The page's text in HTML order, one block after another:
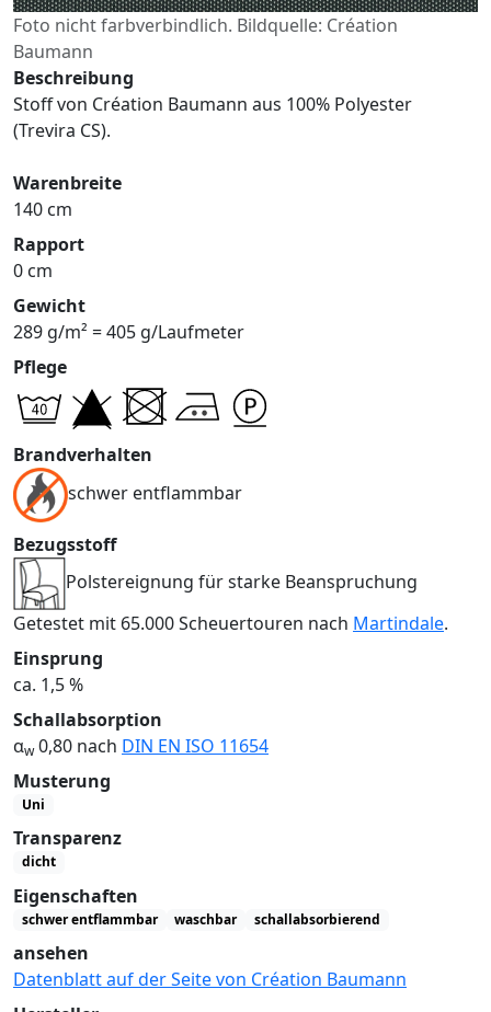
Foto nicht farbverbindlich. Bildquelle: Création
Baumann
Beschreibung
Stoff von Création Baumann aus 100% Polyester
(Trevira CS).
Warenbreite
140 cm
Rapport
0 cm
Gewicht
289 g/m² = 405 g/Laufmeter
Pflege
Brandverhalten
schwer entflammbar
Bezugsstoff
Polstereignung für starke Beanspruchung
Getestet mit 65.000 Scheuertouren nach Martindale.
Einsprung
ca. 1,5 %
Schallabsorption
αw0,80 nach DIN EN ISO 11654
Musterung
Uni
Transparenz
dicht
Eigenschaften
schwer entflammbar waschbar schallabsorbierend
ansehen
Datenblatt auf der Seite von Création Baumann